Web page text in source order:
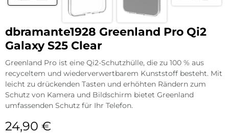
dbramante1928 Greenland Pro Qi2
Galaxy S25 Clear
Greenland Pro ist eine Qi2-Schutzhülle, die zu 100 % aus
recyceltem und wiederverwertbarem Kunststoff besteht. Mit
leicht zu drückenden Tasten und erhöhten Rändern zum
Schutz von Kamera und Bildschirm bietet Greenland
umfassenden Schutz für Ihr Telefon.
24,90 €